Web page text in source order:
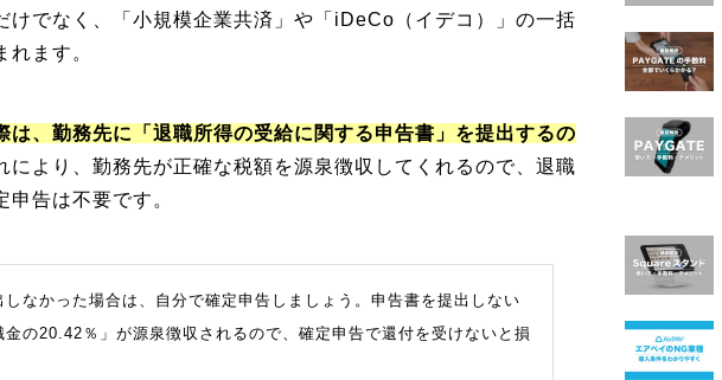
けでなく、「小規模企業共済」や「iDeCo（イデコ）」の一括
れます。
は、勤務先に「退職所得の受給に関する申告書」を提出するの
により、勤務先が正確な税額を源泉徴収してくれるので、退職
申告は不要です。
しなかった場合は、自分で確定申告しましょう。申告書を提出しない
金の20.42％」が源泉徴収されるので、確定申告で還付を受けないと損